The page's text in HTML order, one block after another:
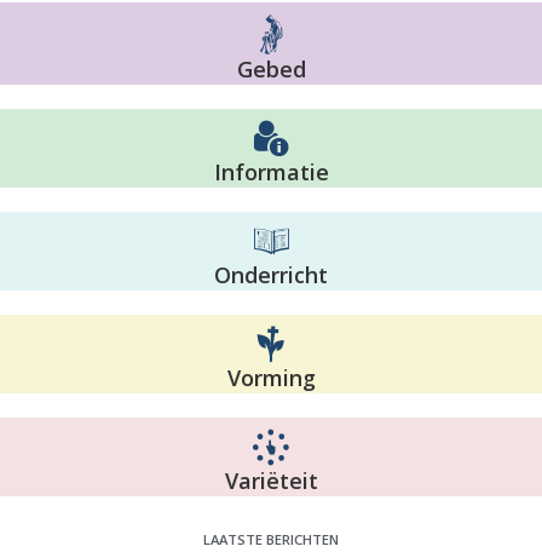
Gebed
Informatie
Onderricht
Vorming
Variëteit
LAATSTE BERICHTEN